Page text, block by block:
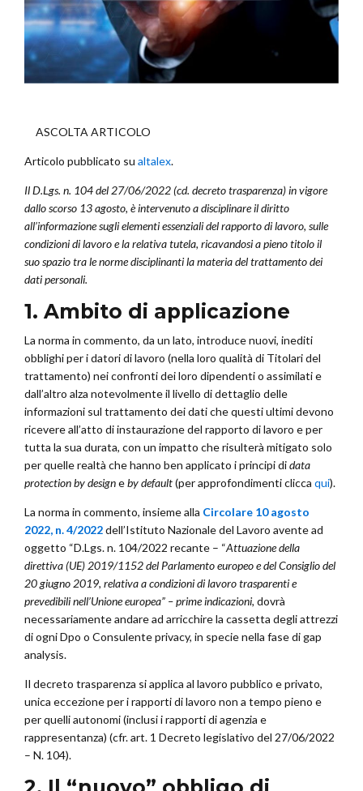
ASCOLTA ARTICOLO
Articolo pubblicato su altalex.
Il D.Lgs. n. 104 del 27/06/2022 (cd. decreto trasparenza) in vigore
dallo scorso 13 agosto, è intervenuto a disciplinare il diritto
all’informazione sugli elementi essenziali del rapporto di lavoro, sulle
condizioni di lavoro e la relativa tutela, ricavandosi a pieno titolo il
suo spazio tra le norme disciplinanti la materia del trattamento dei
dati personali.
1. Ambito di applicazione
La norma in commento, da un lato, introduce nuovi, inediti
obblighi per i datori di lavoro (nella loro qualità di Titolari del
trattamento) nei confronti dei loro dipendenti o assimilati e
dall’altro alza notevolmente il livello di dettaglio delle
informazioni sul trattamento dei dati che questi ultimi devono
ricevere all’atto di instaurazione del rapporto di lavoro e per
tutta la sua durata, con un impatto che risulterà mitigato solo
per quelle realtà che hanno ben applicato i principi didata
protection by designeby default(per approfondimenti clicca qui).
La norma in commento, insieme alla Circolare 10 agosto
2022, n. 4/2022dell’Istituto Nazionale del Lavoro avente ad
oggetto “D.Lgs. n. 104/2022 recante – “Attuazione della
direttiva (UE) 2019/1152 del Parlamento europeo e del Consiglio del
20 giugno 2019, relativa a condizioni di lavoro trasparenti e
prevedibili nell’Unione europea” – prime indicazioni, dovrà
necessariamente andare ad arricchire la cassetta degli attrezzi
di ogni Dpo o Consulente privacy, in specie nella fase di gap
analysis.
Il decreto trasparenza si applica al lavoro pubblico e privato,
unica eccezione per i rapporti di lavoro non a tempo pieno e
per quelli autonomi (inclusi i rapporti di agenzia e
rappresentanza) (cfr. art. 1 Decreto legislativo del 27/06/2022
– N. 104).